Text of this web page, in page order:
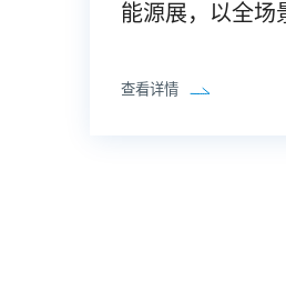
能源展，以全场
查看详情